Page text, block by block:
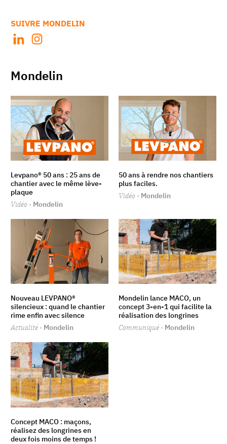
SUIVRE MONDELIN
Mondelin
Levpano® 50 ans : 25 ans de
chantier avec le même lève-
plaque
Vidéo · Mondelin
50 ans à rendre nos chantiers
plus faciles.
Vidéo · Mondelin
Nouveau LEVPANO®
silencieux : quand le chantier
rime enfin avec silence
Actualité · Mondelin
Mondelin lance MACO, un
concept 3-en-1 qui facilite la
réalisation des longrines
Communiqué · Mondelin
Concept MACO : maçons,
réalisez des longrines en
deux fois moins de temps !